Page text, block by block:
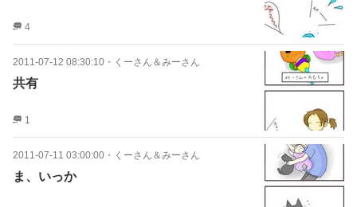
4
2011-07-12 08:30:10 ・ くーさん＆みーさん
共有
1
2011-07-11 03:00:00 ・ くーさん＆みーさん
ま、いっか